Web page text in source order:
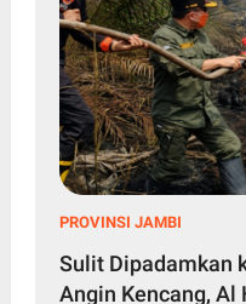
PROVINSI JAMBI
Sulit Dipadamkan
Angin Kencang, Al